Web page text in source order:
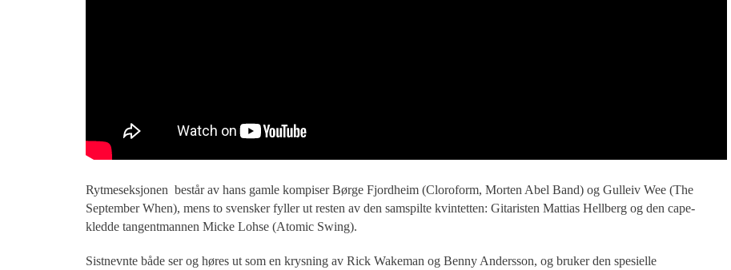
Rytmeseksjonen består av hans gamle kompiser Børge Fjordheim (Cloroform, Morten Abel Band) og Gulleiv Wee (The
September When), mens to svensker fyller ut resten av den samspilte kvintetten: Gitaristen Mattias Hellberg og den cape-
kledde tangentmannen Micke Lohse (Atomic Swing).
Sistnevnte både ser og høres ut som en krysning av Rick Wakeman og Benny Andersson, og bruker den spesielle